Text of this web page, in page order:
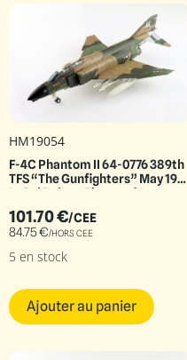
HM19054
F-4C Phantom II 64-0776 389th
TFS “The Gunfighters” May 1967
Lt Col Robert Titus and 1st Lt.
Milan Zimer
101.70€/CEE
84.75€/HORS CEE
5 en stock
Ajouter au panier